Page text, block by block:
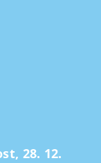
28. 12.